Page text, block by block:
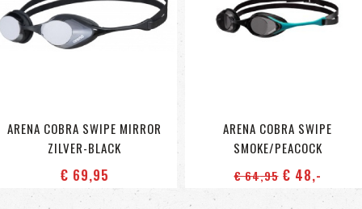
ARENA COBRA SWIPE MIRROR
ZILVER-BLACK
€ 69,95
ARENA COBRA SWIPE
SMOKE/PEACOCK
€ 64,95€ 48,-